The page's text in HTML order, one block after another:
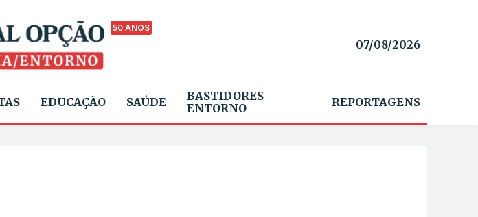
50 ANOS
07/08/2026
EDUCAÇÃO SAÚDE
BASTIDORES
ENTORNO
REPORTAGENS